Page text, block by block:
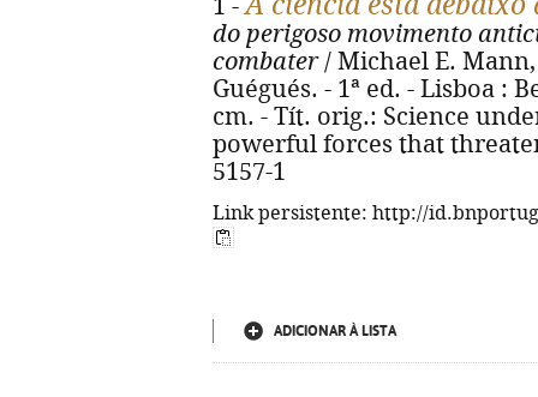
1 -
do perigoso movimento
combater/ Michael E.
Guégués. - 1ª ed. - Lisboa :
cm. - Tít. orig.: Science
powerful forces that
5157-1
Link persistente: http://
ADICIONAR À LISTA